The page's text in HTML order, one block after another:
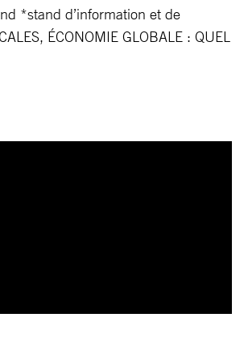
*stand d’information et de
ÉCONOMIE GLOBALE : QUEL